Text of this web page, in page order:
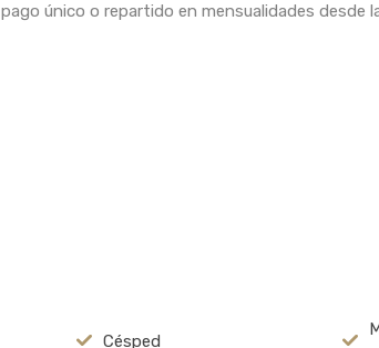
pago único o repartido en mensualidades
Césped